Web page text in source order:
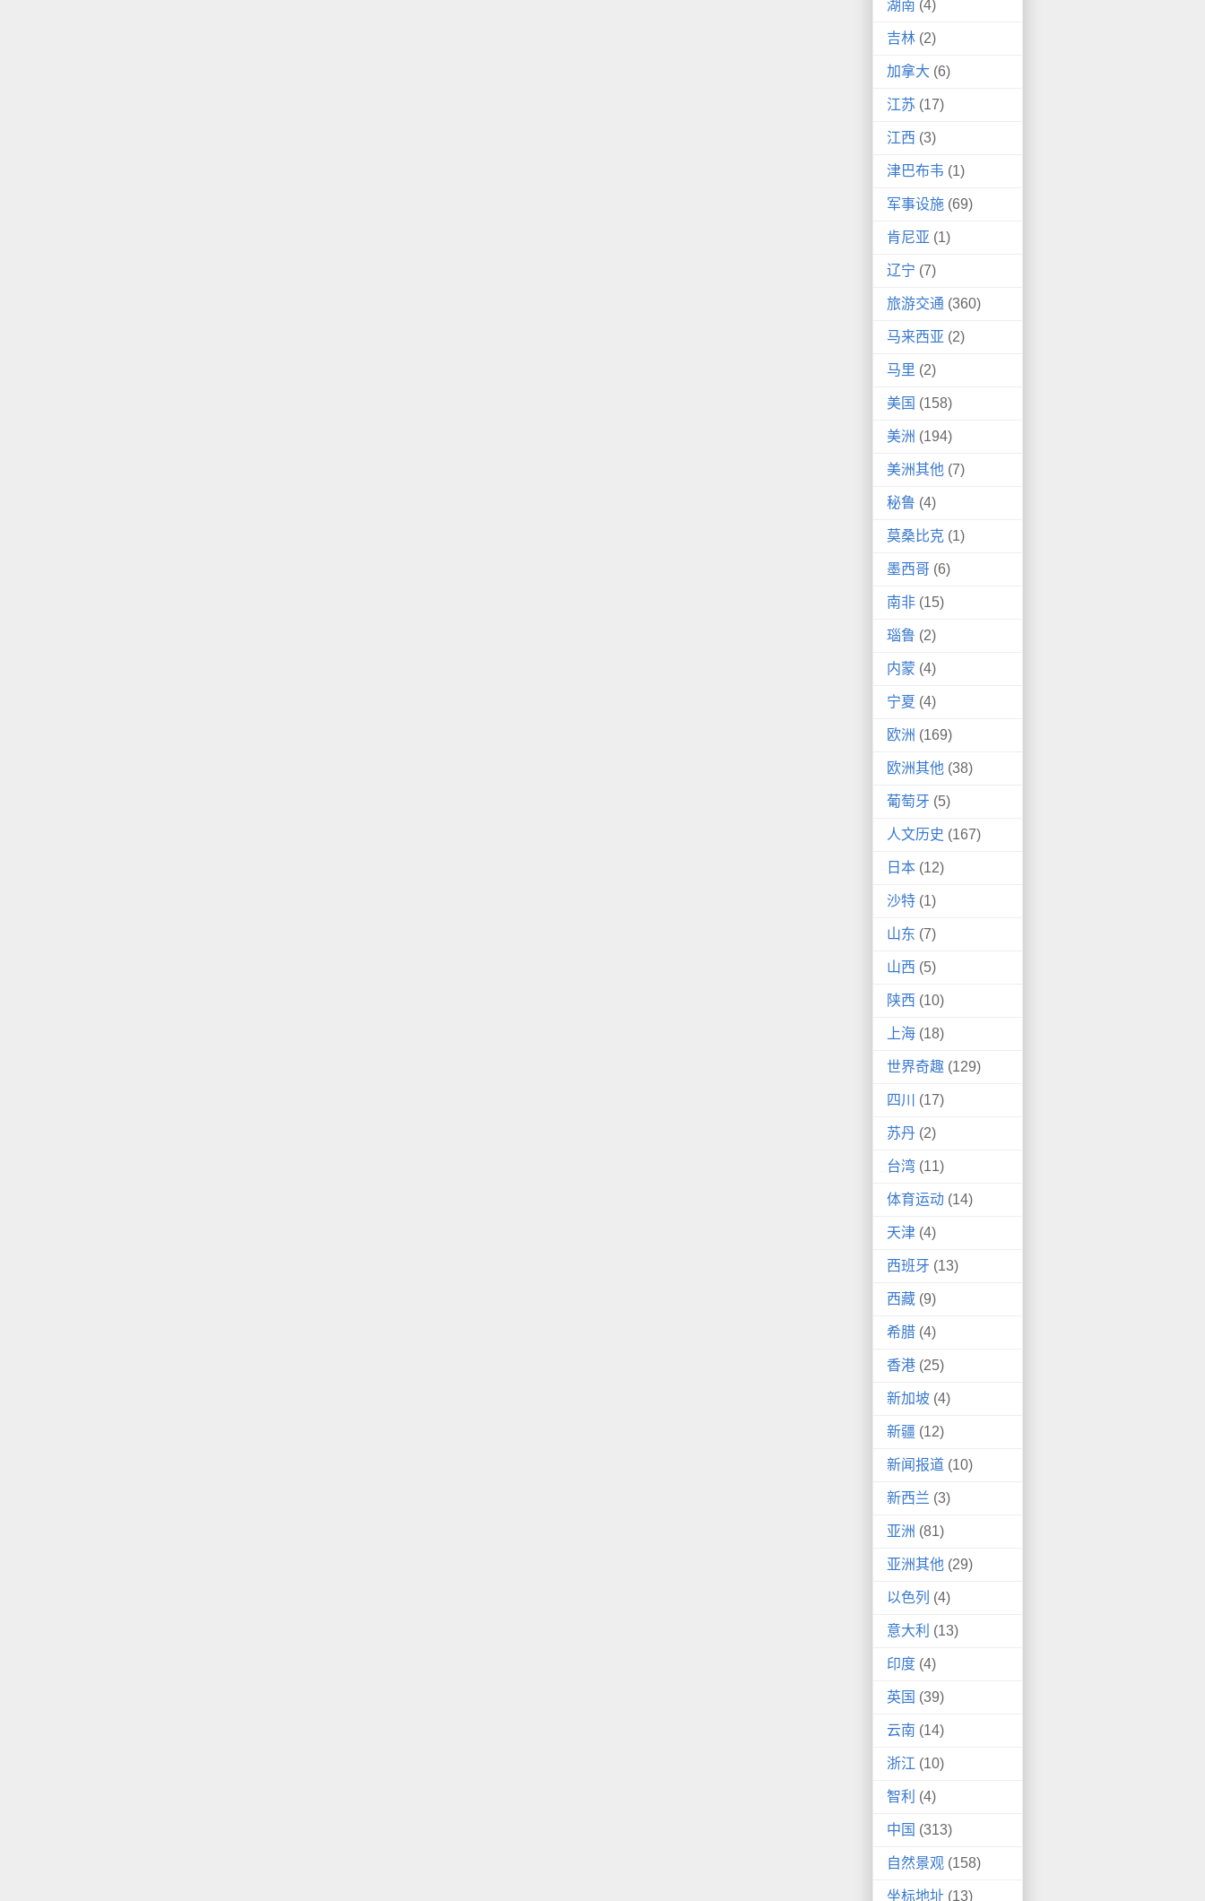
湖南 (4)
吉林 (2)
加拿大 (6)
江苏 (17)
江西 (3)
津巴布韦 (1)
军事设施 (69)
肯尼亚 (1)
辽宁 (7)
旅游交通 (360)
马来西亚 (2)
马里 (2)
美国 (158)
美洲 (194)
美洲其他 (7)
秘鲁 (4)
莫桑比克 (1)
墨西哥 (6)
南非 (15)
瑙鲁 (2)
内蒙 (4)
宁夏 (4)
欧洲 (169)
欧洲其他 (38)
葡萄牙 (5)
人文历史 (167)
日本 (12)
沙特 (1)
山东 (7)
山西 (5)
陕西 (10)
上海 (18)
世界奇趣 (129)
四川 (17)
苏丹 (2)
台湾 (11)
体育运动 (14)
天津 (4)
西班牙 (13)
西藏 (9)
希腊 (4)
香港 (25)
新加坡 (4)
新疆 (12)
新闻报道 (10)
新西兰 (3)
亚洲 (81)
亚洲其他 (29)
以色列 (4)
意大利 (13)
印度 (4)
英国 (39)
云南 (14)
浙江 (10)
智利 (4)
中国 (313)
自然景观 (158)
坐标地址 (13)